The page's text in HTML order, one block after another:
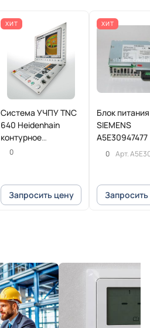
ХИТ
Система УЧПУ TNC
640 Heidenhain
контурное
управление для
станков
0
Запросить цену
ХИТ
Блок питания
SIEMENS
A5E30947477
0 Арт.